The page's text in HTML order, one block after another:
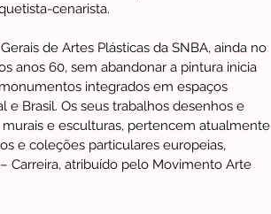
cenarista.
de Artes Plásticas da SNBA, ainda no
anos 60, sem abandonar a pintura inicia
integrados em espaços
Brasil. Os seus trabalhos desenhos e
murais e esculturas, pertencem atualmente
e coleções particulares europeias,
Carreira, atribuído pelo Movimento Arte